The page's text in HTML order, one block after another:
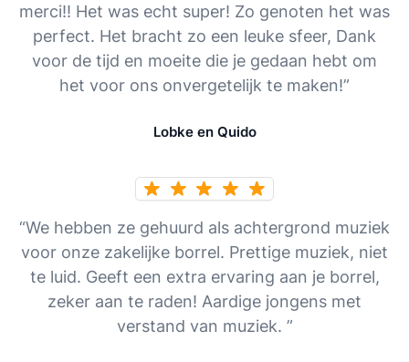
merci!! Het was echt super! Zo genoten het was
perfect. Het bracht zo een leuke sfeer, Dank
voor de tijd en moeite die je gedaan hebt om
het voor ons onvergetelijk te maken!”
Lobke en Quido
“We hebben ze gehuurd als achtergrond muziek
voor onze zakelijke borrel. Prettige muziek, niet
te luid. Geeft een extra ervaring aan je borrel,
zeker aan te raden! Aardige jongens met
verstand van muziek. ”